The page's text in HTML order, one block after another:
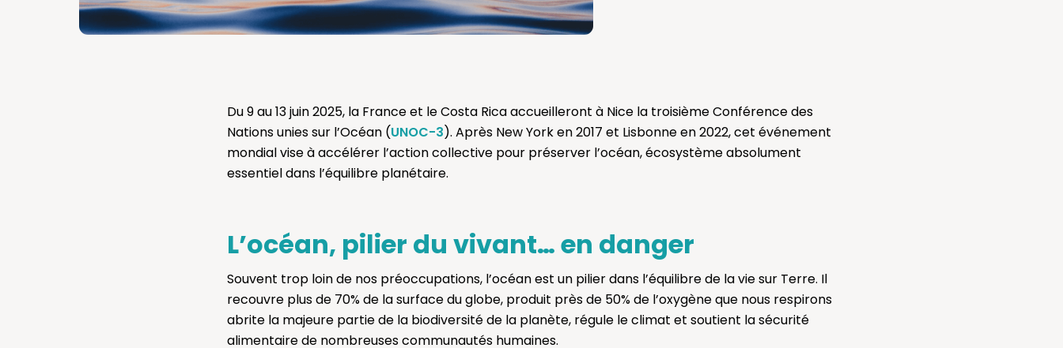
Du 9 au 13 juin 2025, la France et le Costa Rica accueilleront à Nice la troisième Conférence des
Nations unies sur l’Océan (UNOC-3). Après New York en 2017 et Lisbonne en 2022, cet événement
mondial vise à accélérer l’action collective pour préserver l’océan, écosystème absolument
essentiel dans l’équilibre planétaire.
L’océan, pilier du vivant… en danger
Souvent trop loin de nos préoccupations, l’océan est un pilier dans l’équilibre de la vie sur Terre. Il
recouvre plus de 70% de la surface du globe, produit près de 50% de l’oxygène que nous respirons
abrite la majeure partie de la biodiversité de la planète, régule le climat et soutient la sécurité
alimentaire de nombreuses communautés humaines.